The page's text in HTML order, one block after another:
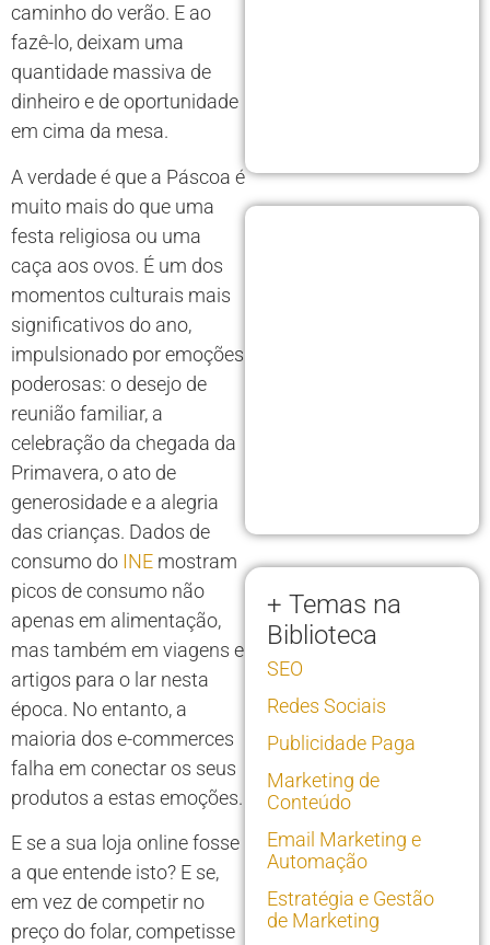
caminho do verão. E ao
fazê-lo, deixam uma
quantidade massiva de
dinheiro e de oportunidade
em cima da mesa.
A verdade é que a Páscoa é
muito mais do que uma
festa religiosa ou uma
caça aos ovos. É um dos
momentos culturais mais
significativos do ano,
impulsionado por emoções
poderosas: o desejo de
reunião familiar, a
celebração da chegada da
Primavera, o ato de
generosidade e a alegria
das crianças. Dados de
consumo do INE mostram
picos de consumo não
apenas em alimentação,
mas também em viagens e
artigos para o lar nesta
época. No entanto, a
maioria dos e-commerces
falha em conectar os seus
produtos a estas emoções.
E se a sua loja online fosse
a que entende isto? E se,
em vez de competir no
preço do folar, competisse
+ Temas na
Biblioteca
SEO
Redes Sociais
Publicidade Paga
Marketing de
Conteúdo
Email Marketing e
Automação
Estratégia e Gestão
de Marketing